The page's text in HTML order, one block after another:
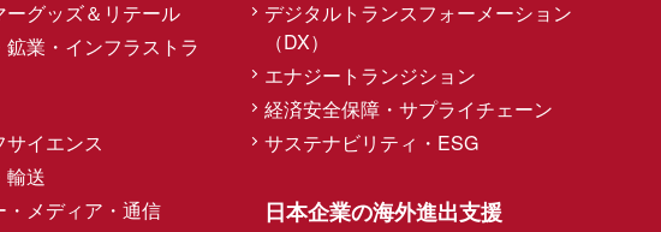
ーグッズ＆リテール
業・インフラストラ
イエンス
輸送
・メディア・通信
デジタルトランスフォーメーション
（DX）
エナジートランジション
経済安全保障・サプライチェーン
サステナビリティ・ESG
日本企業の海外進出支援